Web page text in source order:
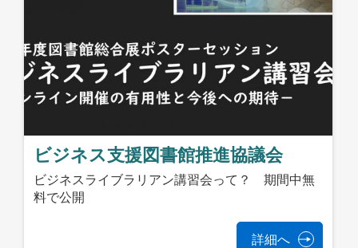
ビジネス支援図書館推進協議会
ビジネスライブラリアン講習会って？ 期間中無
料で公開
詳細へ